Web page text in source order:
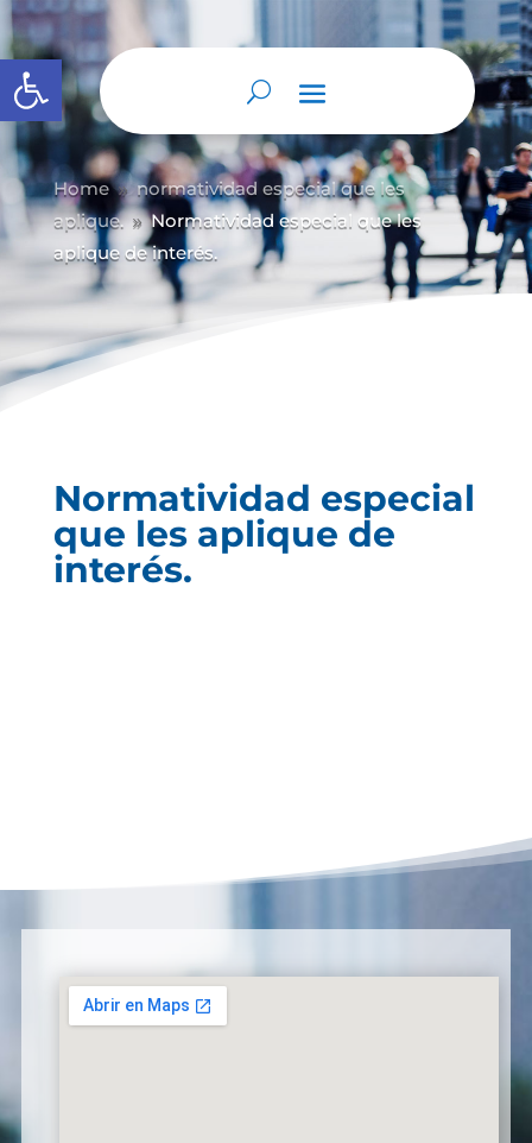
Abrir barra de herramientas
Home 9 normatividad especial que les
aplique. 9 Normatividad especial que les
aplique de interés.
Normatividad especial
que les aplique de
interés.